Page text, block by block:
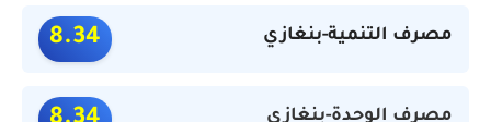
مصرف التنمية-بنغازي 8.34
مصرف الوحدة-بنغازي